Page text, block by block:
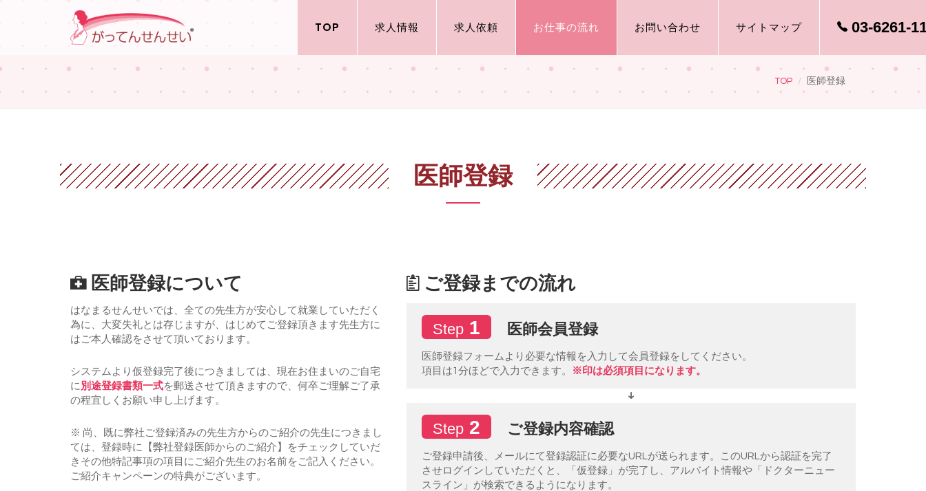
TOP 求人情報 求人依頼 お仕事の流れ お問い合わせ サイトマップ 03-6261-
TOP 医師登録
医師登録
医師登録について
はなまるせんせいでは、全ての先生方が安心して就業していただく
為に、大変失礼とは存じますが、はじめてご登録頂きます先生方に
はご本人確認をさせて頂いております。
システムより仮登録完了後につきましては、現在お住まいのご自宅
に別途登録書類一式を郵送させて頂きますので、何卒ご理解ご了承
の程宜しくお願い申し上げます。
※ 尚、既に弊社ご登録済みの先生方からのご紹介の先生につきまし
ては、登録時に【弊社登録医師からのご紹介】をチェックしていだ
きその他特記事項の項目にご紹介先生のお名前をご記入ください。
ご紹介キャンペーンの特典がございます。
ご登録までの流れ
Step 1 医師会員登録
医師登録フォームより必要な情報を入力して会員登録をしてください。
項目は1分ほどで入力できます。
※印は必須項目になります。
Step 2 ご登録内容確認
ご登録申請後、メールにて登録認証に必要なURLが送られます。このURLから認証を完了
させログインしていただくと、「仮登録」が完了し、アルバイト情報や「ドクターニュー
スライン」が検索できるようになります。